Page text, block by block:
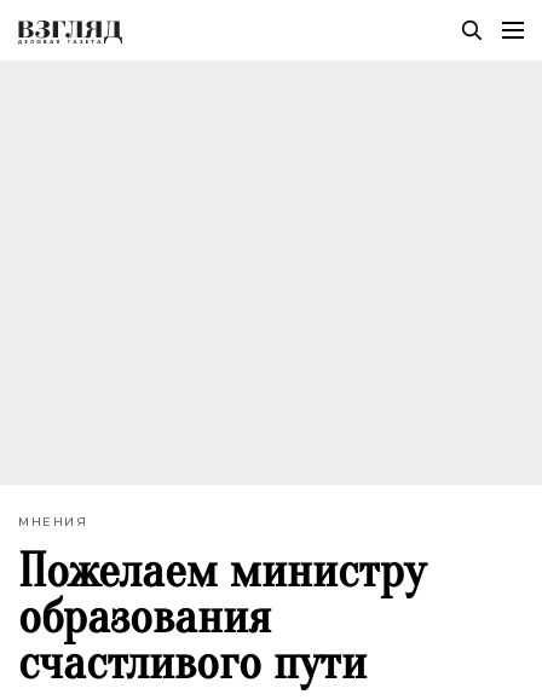
МНЕНИЯ
Пожелаем министру
образования
счастливого пути